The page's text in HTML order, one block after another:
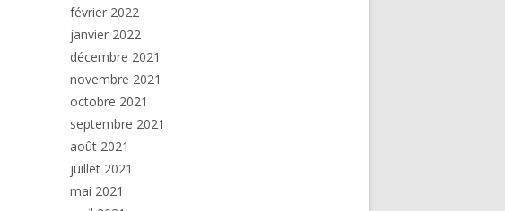
février 2022
janvier 2022
décembre 2021
novembre 2021
octobre 2021
septembre 2021
août 2021
juillet 2021
mai 2021